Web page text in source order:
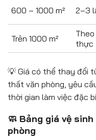
600 – 1000 m² 2–3
Trên 1000 m²
thực
💡 Giá có thể thay đổi
thất văn phòng, yêu
thời gian làm việc đặc
🧼 Bảng giá vệ
phòng